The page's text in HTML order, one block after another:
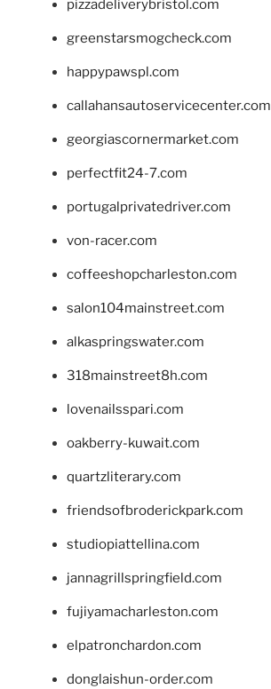
pizzadeliverybristol.com
greenstarsmogcheck.com
happypawspl.com
callahansautoservicecenter.com
georgiascornermarket.com
perfectfit24-7.com
portugalprivatedriver.com
von-racer.com
coffeeshopcharleston.com
salon104mainstreet.com
alkaspringswater.com
318mainstreet8h.com
lovenailsspari.com
oakberry-kuwait.com
quartzliterary.com
friendsofbroderickpark.com
studiopiattellina.com
jannagrillspringfield.com
fujiyamacharleston.com
elpatronchardon.com
donglaishun-order.com